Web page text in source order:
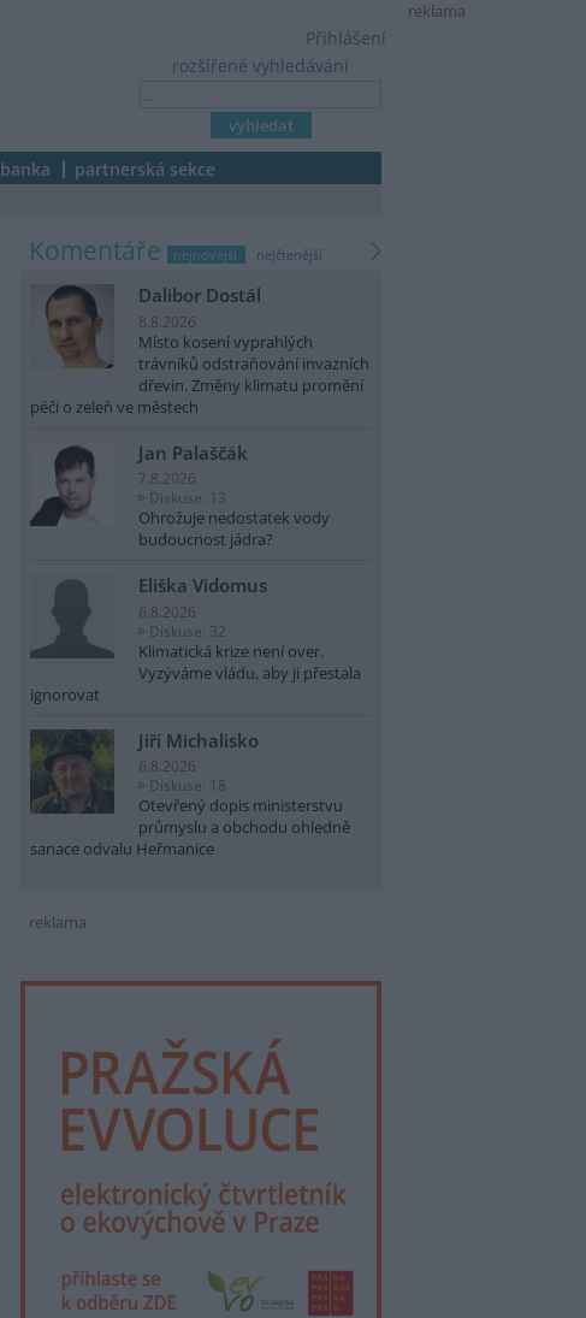
reklama
rozšířené vyhledávání
Přihlášení
partnerská sekce
komentáře nejnovější nejčtenější
Dalibor Dostál
8.8.2026
Místo kosení vyprahlých
trávníků odstraňování invazních
dřevin. Změny klimatu promění
péči o zeleň ve městech
Jan Palaščák
7.8.2026
Diskuse: 13
Ohrožuje nedostatek vody
budoucnost jádra?
Eliška Vidomus
6.8.2026
Diskuse: 32
Klimatická krize není over.
Vyzýváme vládu, aby ji přestala
ignorovat
Jiří Michalisko
6.8.2026
Diskuse: 18
Otevřený dopis ministerstvu
průmyslu a obchodu ohledně
sanace odvalu Heřmanice
reklama